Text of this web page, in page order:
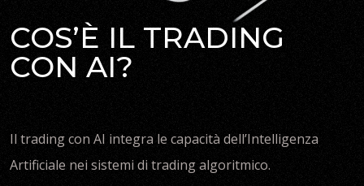
COS’È IL TRADING
CON AI?
Il trading con AI integra le capacità dell’Intelligenza
Artificiale nei sistemi di trading algoritmico.